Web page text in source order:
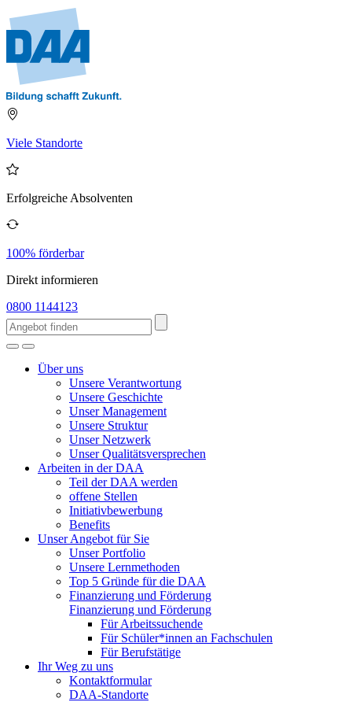
Viele Standorte
Erfolgreiche Absolventen
100% förderbar
Direkt informieren
0800 1144123
Über uns
Unsere Verantwortung
Unsere Geschichte
Unser Management
Unsere Struktur
Unser Netzwerk
Unser Qualitätsversprechen
Arbeiten in der DAA
Teil der DAA werden
offene Stellen
Initiativbewerbung
Benefits
Unser Angebot für Sie
Unser Portfolio
Unsere Lernmethoden
Top 5 Gründe für die DAA
Finanzierung und Förderung
Finanzierung und Förderung
Für Arbeitssuchende
Für Schüler*innen an Fachschulen
Für Berufstätige
Ihr Weg zu uns
Kontaktformular
DAA-Standorte